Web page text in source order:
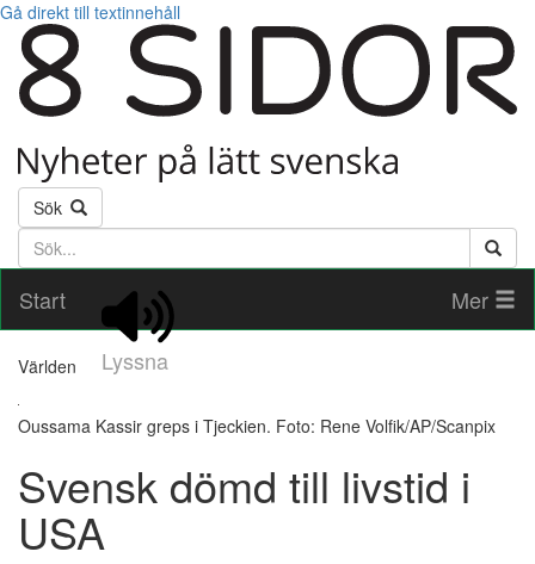
Gå direkt till textinnehåll
Sök
Söktext
Start
Lyssna
Mer
Världen
Oussama Kassir greps i Tjeckien. Foto: Rene Volfik/AP/Scanpix
Svensk dömd till livstid i
USA